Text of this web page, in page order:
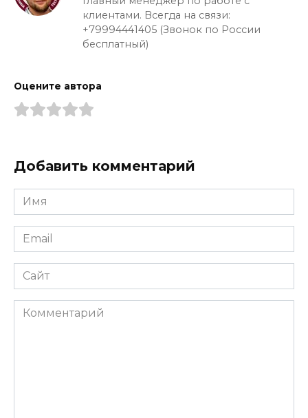
клиентами. Всегда на связи:
+79994441405 (Звонок по России
бесплатный)
Оцените автора
Добавить комментарий
Имя
*
Email
*
Сайт
Комментарий